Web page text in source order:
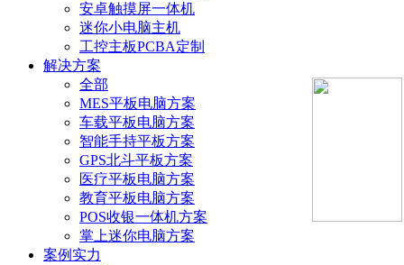
安卓触摸屏一体机
迷你小电脑主机
工控主板PCBA定制
解决方案
全部
MES平板电脑方案
车载平板电脑方案
智能手持平板方案
GPS北斗平板方案
医疗平板电脑方案
教育平板电脑方案
POS收银一体机方案
掌上迷你电脑方案
案例实力